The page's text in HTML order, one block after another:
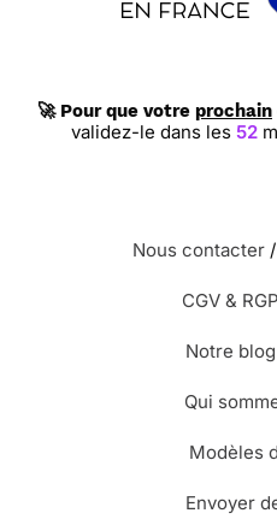
🚀 Pour que votre prochain
validez-le dans les 52
Nous contacter /
CGV &
Notre blog
Qui
Modèles
Envoyer